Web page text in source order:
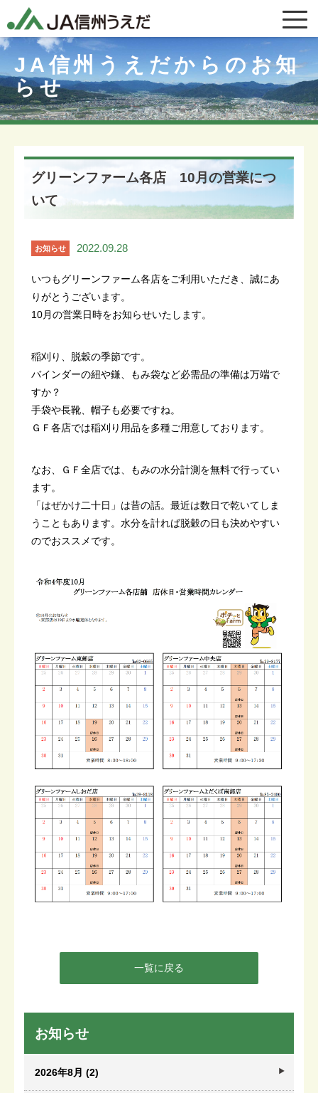
JA信州うえだからのお知
らせ
グリーンファーム各店 10月の営業につ
いて
お知らせ 2022.09.28
いつもグリーンファーム各店をご利用いただき、誠にあ
りがとうございます。
10月の営業日時をお知らせいたします。
稲刈り、脱穀の季節です。
バインダーの紐や鎌、もみ袋など必需品の準備は万端で
すか？
手袋や長靴、帽子も必要ですね。
ＧＦ各店では稲刈り用品を多種ご用意しております。
なお、ＧＦ全店では、もみの水分計測を無料で行ってい
ます。
「はぜかけ二十日」は昔の話。最近は数日で乾いてしま
うこともあります。水分を計れば脱穀の日も決めやすい
のでおススメです。
一覧に戻る
お知らせ
2026年8月 (2)